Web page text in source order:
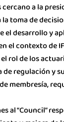
a la
toma de
el desarrollo y
el contexto de
rol de los
regulación y
membresía,
al “Council”